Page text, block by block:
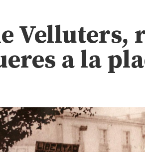
Velluters,
a la